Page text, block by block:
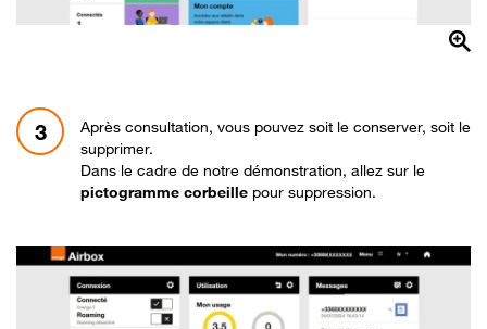
3
Après consultation, vous pouvez soit le conserver, soit le
supprimer.
Dans le cadre de notre démonstration, allez sur le
pictogramme corbeille pour suppression.